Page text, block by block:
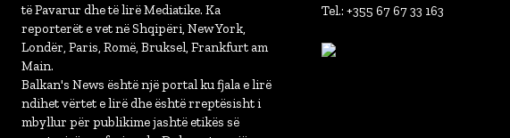
të Pavarur dhe të lirë Mediatike. Ka
reporterët e vet në Shqipëri, New York,
Londër, Paris, Romë, Bruksel, Frankfurt am
Main.
Balkan's News është një portal ku fjala e lirë
ndihet vërtet e lirë dhe është rreptësisht i
mbyllur për publikime jashtë etikës së
Tel.: +355 67 67 33 163